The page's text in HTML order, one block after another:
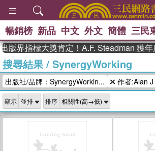
熱搜： 東野圭吾
父親節 、 如果
推薦 、 國際布克
念華 、 台灣的
孩：黎曼猜想
暢銷榜 新品 中文 外文 簡體 三民
版界指標大獎肯定！A.F. Steadman 獲
搜尋結果/ SynergyWorking
出版社/品牌：SynergyWorkin...
作者:Alan
顯示 排序